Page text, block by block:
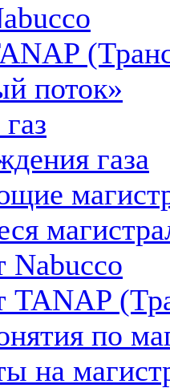
поток»
газа
Nabucco
TANAP
по
на